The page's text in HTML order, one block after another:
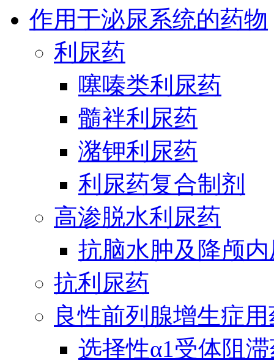
作用于泌尿系统的药物
利尿药
噻嗪类利尿药
髓袢利尿药
潴钾利尿药
利尿药复合制剂
高渗脱水利尿药
抗脑水肿及降颅
抗利尿药
良性前列腺增生症
选择性α1受体阻